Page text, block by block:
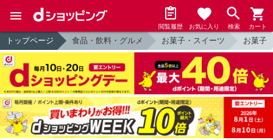
閲覧履歴 お気に入り 検索 カート
トップページ 食品・飲料・グルメ お菓子・スイーツ お菓子